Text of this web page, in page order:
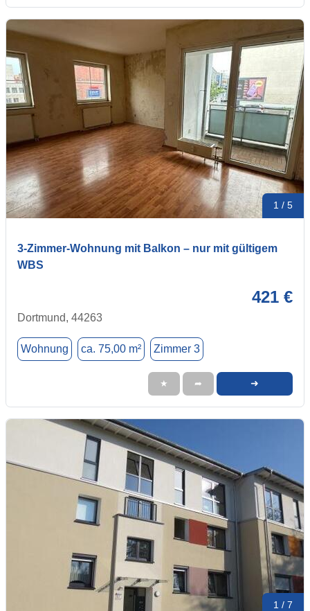
1 / 5
3-Zimmer-Wohnung mit Balkon – nur mit gültigem
WBS
421 €
Dortmund, 44263
Wohnung ca. 75,00 m² Zimmer 3
★ ➦ ➜
1 / 7